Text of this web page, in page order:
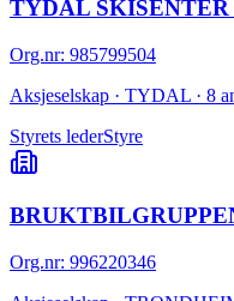
TYDAL SKISENTER
Org.nr: 985799504
Aksjeselskap · TYDAL · 8
Styrets lederStyre
Org.nr: 996220346